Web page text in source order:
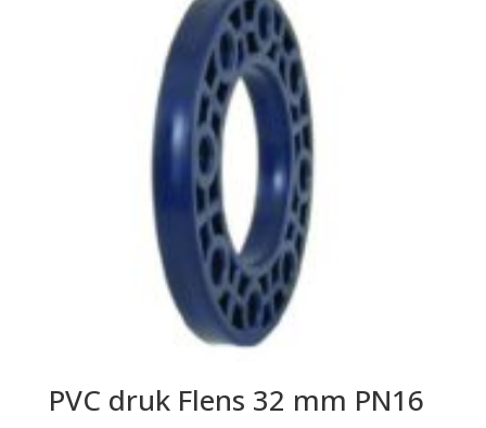
PVC druk Flens 32 mm PN16